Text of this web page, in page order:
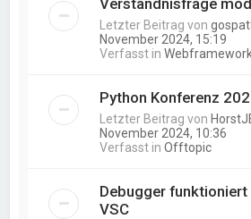
Letzter Beitrag von
November 2024, 15:19
Verfasst in
Python Konferenz
Letzter Beitrag von
November 2024, 10:36
Verfasst inOfftopic
Debugger
VSC